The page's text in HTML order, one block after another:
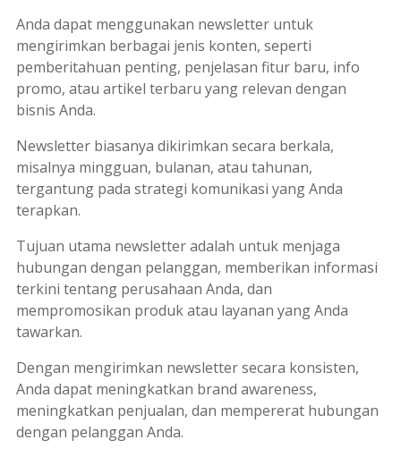
Anda dapat menggunakan newsletteruntuk
mengirimkan berbagai jenis konten, seperti
pemberitahuan penting, penjelasan fitur baru, info
promo, atau artikel terbaru yang relevan dengan
bisnis Anda.
Newsletterbiasanya dikirimkan secara berkala,
misalnya mingguan, bulanan, atau tahunan,
tergantung pada strategi komunikasi yang Anda
terapkan.
Tujuan utama newsletteradalah untuk menjaga
hubungan dengan pelanggan, memberikan informasi
terkini tentang perusahaan Anda, dan
mempromosikan produk atau layanan yang Anda
tawarkan.
Dengan mengirimkan newslettersecara konsisten,
Anda dapat meningkatkan brand awareness,
meningkatkan penjualan, dan mempererat hubungan
dengan pelanggan Anda.